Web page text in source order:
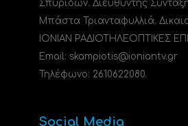
Σπυρίδων. Διευθυντής
Μπάστα Τριανταφυλλιά.
ΙΟΝΙΑΝ ΡΑΔΙΟΤΗΛΕΟΠΤΙΚΕΣ
Email: skampiotis@ioniantv.gr
Τηλέφωνο: 2610622080.
Social Media